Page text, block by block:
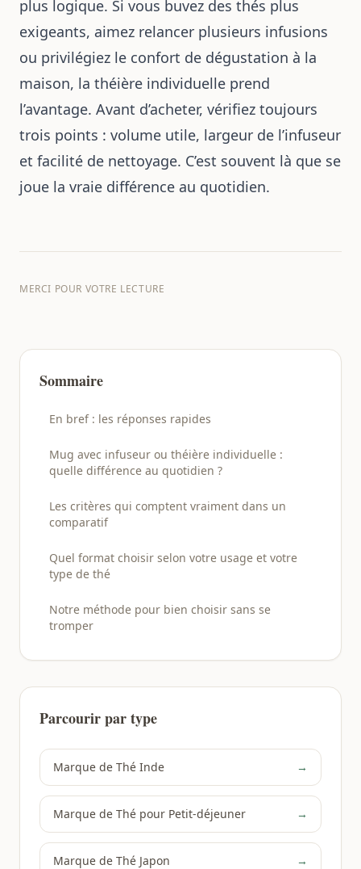
plus logique. Si vous buvez des thés plus
exigeants, aimez relancer plusieurs infusions
ou privilégiez le confort de dégustation à la
maison, la théière individuelle prend
l’avantage. Avant d’acheter, vérifiez toujours
trois points : volume utile, largeur de l’infuseur
et facilité de nettoyage. C’est souvent là que se
joue la vraie différence au quotidien.
MERCI POUR VOTRE LECTURE
Sommaire
En bref : les réponses rapides
Mug avec infuseur ou théière individuelle :
quelle différence au quotidien ?
Les critères qui comptent vraiment dans un
comparatif
Quel format choisir selon votre usage et votre
type de thé
Notre méthode pour bien choisir sans se
tromper
Parcourir par type
Marque de Thé Inde →
Marque de Thé pour Petit-déjeuner →
Marque de Thé Japon →